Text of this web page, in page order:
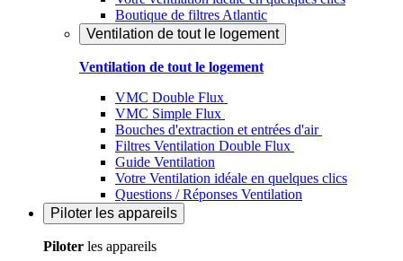
Boutique de filtres Atlantic
Ventilation de tout le logement
Ventilation de tout le logement
VMC Double Flux
VMC Simple Flux
Bouches d'extraction et entrées d'air
Filtres Ventilation Double Flux
Guide Ventilation
Votre Ventilation idéale en quelques clics
Questions / Réponses Ventilation
Piloter les appareils
Piloter les appareils